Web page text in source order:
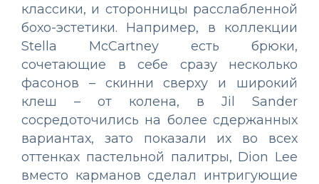
классики, и сторонницы расслабленной
бохо-эстетики. Например, в коллекции
Stella McCartney есть брюки,
сочетающие в себе сразу несколько
фасонов – скинни сверху и широкий
клеш – от колена, в Jil Sander
сосредоточились на более сдержанных
вариантах, зато показали их во всех
оттенках пастельной палитры, Dion Lee
вместо карманов сделал интригующие